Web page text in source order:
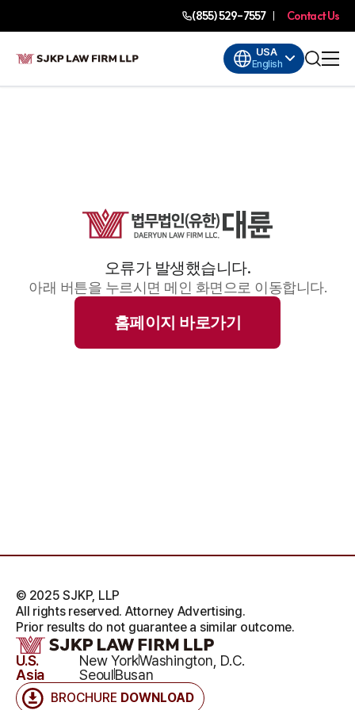
(855) 529-7557 Contact Us
USA
English
오류가 발생했습니다.
아래 버튼을 누르시면 메인 화면으로 이동합니다.
홈페이지 바로가기
BROCHURE DOWNLOAD
U.S. New YorkWashington, D.C.
Asia
SeoulBusan
© 2025 SJKP, LLP
All rights reserved. Attorney Advertising.
Prior results do not guarantee a similar outcome.